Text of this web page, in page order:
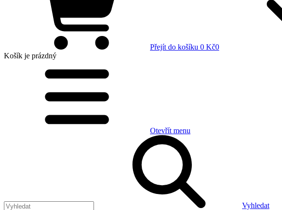
Přejít do košíku 0 Kč0
Košík je prázdný
Otevřít menu
Vyhledat